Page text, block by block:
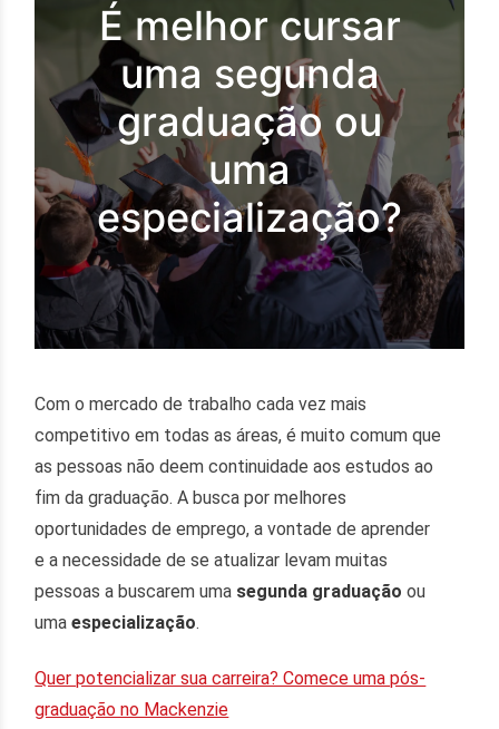
É melhor cursar
uma segunda
graduação ou
uma
especialização?
Com o mercado de trabalho cada vez mais
competitivo em todas as áreas, é muito comum que
as pessoas não deem continuidade aos estudos ao
fim da graduação. A busca por melhores
oportunidades de emprego, a vontade de aprender
e a necessidade de se atualizar levam muitas
pessoas a buscarem uma segunda graduação ou
umaespecialização.
Quer potencializar sua carreira? Comece uma pós-
graduação no Mackenzie